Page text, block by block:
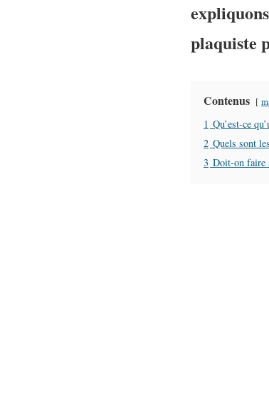
plaquiste
Contenus
1 Qu’est-ce
2 Quels sont
3 Doit-on faire